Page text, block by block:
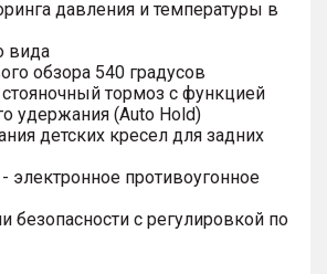
давления и температуры в
вида
обзора 540 градусов
тормоз с функцией
удержания (Auto Hold)
детских кресел для задних
электронное противоугонное
безопасности с регулировкой по